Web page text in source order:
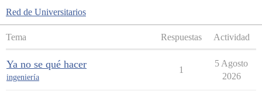
Red de Universitarios
Tema Respuestas Actividad
Ya no se qué hacer
ingeniería
1
5 Agosto
2026